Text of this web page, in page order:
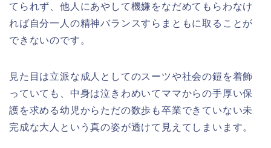
てられず、他人にあやして機嫌をなだめてもらわなけ
れば自分一人の精神バランスすらまともに取ることが
できないのです。
見た目は立派な成人としてのスーツや社会の鎧を着飾
っていても、中身は泣きわめいてママからの手厚い保
護を求める幼児からただの数歩も卒業できていない未
完成な大人という真の姿が透けて見えてしまいます。